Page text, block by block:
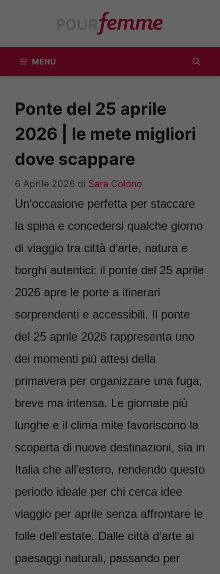
MENU
Ponte del 25 aprile
2026 | le mete migliori
dove scappare
6 Aprile 2026 di Sara Colono
Un’occasione perfetta per staccare
la spina e concedersi qualche giorno
di viaggio tra città d’arte, natura e
borghi autentici: il ponte del 25 aprile
2026 apre le porte a itinerari
sorprendenti e accessibili. Il ponte
del 25 aprile 2026 rappresenta uno
dei momenti più attesi della
primavera per organizzare una fuga,
breve ma intensa. Le giornate più
lunghe e il clima mite favoriscono la
scoperta di nuove destinazioni, sia in
Italia che all’estero, rendendo questo
periodo ideale per chi cerca idee
viaggio per aprile senza affrontare le
folle dell’estate. Dalle città d’arte ai
paesaggi naturali, passando per